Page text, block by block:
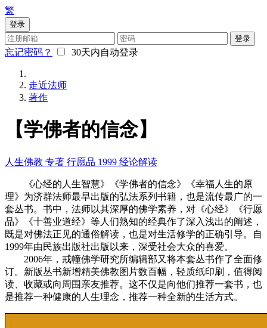
繁
登录
登录
忘记密码？ 30天内自动登录
走近法师
著作
【学佛者的信念】
人生佛教 专著 行愿品 1999 经论解读
《心经的人生智慧》《学佛者的信念》《幸福人生的原
理》为济群法师最早出版的弘法系列书籍，也是流传最广的一
套丛书。书中，法师以其深厚的佛学素养，对《心经》《行愿
品》《十善业道经》等人们熟知的经典作了深入浅出的阐述，
既是对佛法正见的通俗解读，也是对生活修学的正确引导。自
1999年由民族出版社出版以来，深受社会大众的喜爱。
2006年，戒幢佛学研究所编辑部又将本套丛书作了全面修
订。新版丛书新增精美佛教图片数百幅，轻质纸印刷，值得阅
读、收藏或向周围亲友推荐。这不仅是向他们推荐一套书，也
是推荐一种健康的人生理念，推荐一种全新的生活方式。